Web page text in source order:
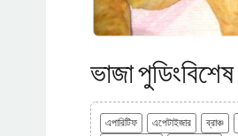
ভাজা পুডিংবিশেষ
এপারিটিফ এপেটাইজার ব্রাঞ্চ